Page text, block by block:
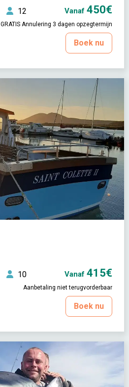
12 Vanaf 450€
GRATIS Annulering 3 dagen opzegtermijn
Boek nu
10 Vanaf 415€
Aanbetaling niet terugvorderbaar
Boek nu